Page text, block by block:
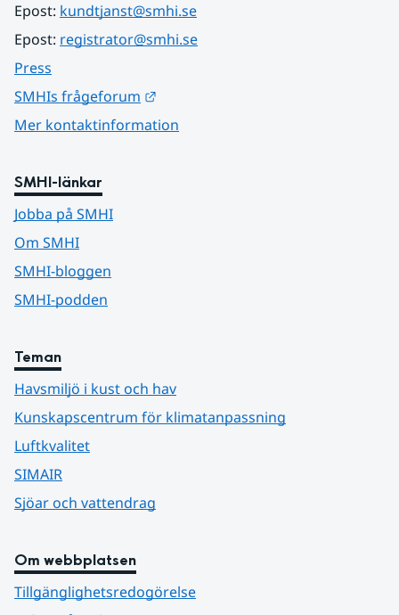
Epost: kundtjanst@smhi.se
Epost: registrator@smhi.se
Press
SMHIs frågeforum
Mer kontaktinformation
SMHI-länkar
Jobba på SMHI
Om SMHI
SMHI-bloggen
SMHI-podden
Teman
Havsmiljö i kust och hav
Kunskapscentrum för klimatanpassning
Luftkvalitet
SIMAIR
Sjöar och vattendrag
Om webbplatsen
Tillgänglighetsredogörelse